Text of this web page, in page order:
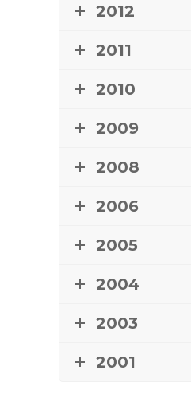
2012
2011
2010
2009
2008
2006
2005
2004
2003
2001